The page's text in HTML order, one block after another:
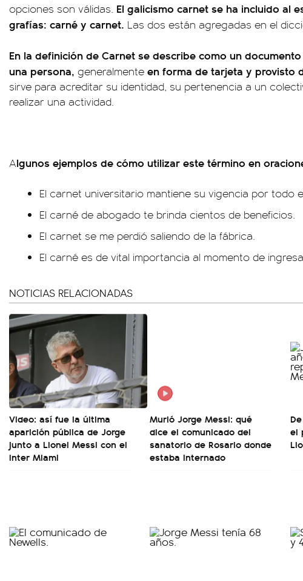
opciones son válidas. El galicismo carnet se ha incluido al
grafías: carné y carnet. Las dos están agregadas en el
En la definición de Carnet se describe como un
una persona, generalmente en forma de tarjeta y provisto
sirve para acreditar su identidad, su pertenencia a un
realizar una actividad.
Algunos ejemplos de cómo utilizar este término en
El carnet universitario mantiene su vigencia por todo
El carné de abogado te brinda cientos de beneficios.
El carnet se me perdió saliendo de la fábrica.
El carné es de vital importancia al momento de
NOTICIAS RELACIONADAS
Video: así fue la última
aparición pública de Jorge
junto a Lionel Messi con el
Inter Miami
Murió Jorge Messi: qué
dice el comunicado del
sanatorio de Rosario donde
estaba internado
el